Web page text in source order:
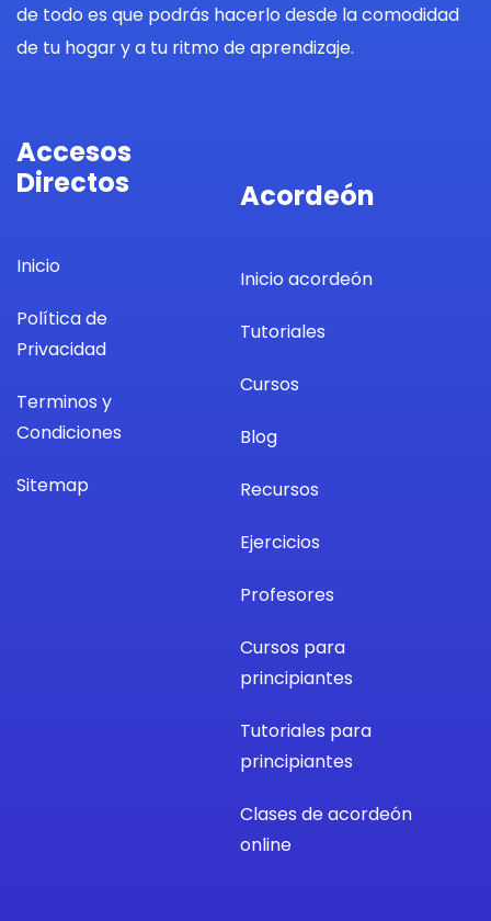
de todo es que podrás hacerlo desde la comodidad
de tu hogar y a tu ritmo de aprendizaje.
Accesos
Directos
Inicio
Política de
Privacidad
Terminos y
Condiciones
Sitemap
Acordeón
Inicio acordeón
Tutoriales
Cursos
Blog
Recursos
Ejercicios
Profesores
Cursos para
principiantes
Tutoriales para
principiantes
Clases de acordeón
online